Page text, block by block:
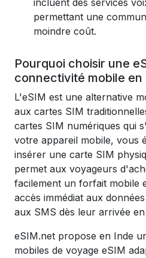
incluent des services
permettant une
moindre coût.
Pourquoi choisir une
connectivité mobile en
L'eSIM est une alternative
aux cartes SIM
cartes SIM numériques qui
votre appareil mobile, vous
insérer une carte SIM
permet aux voyageurs
facilement un forfait mobile
accès immédiat aux
aux SMS dès leur arrivée
eSIM.net propose en Inde
mobiles de voyage eSIM